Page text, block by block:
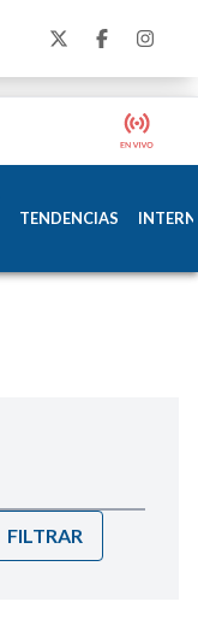
TENDENCIAS
FILTRAR